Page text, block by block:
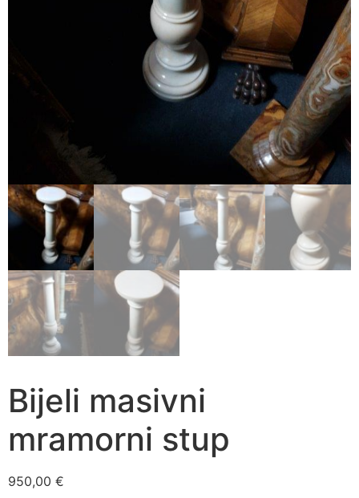
Bijeli masivni
mramorni stup
950,00 €